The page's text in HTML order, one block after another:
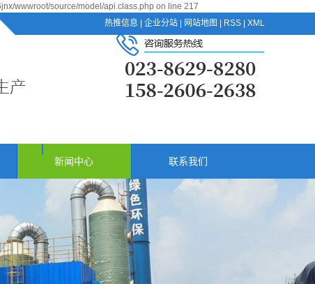
wwwroot/source/model/api.class.php on line 217
热推信息 企业分站 网站地图 RSS XML
新闻中心 联系我们